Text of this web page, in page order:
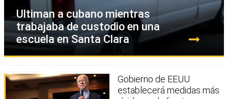
Ultiman a cubano mientras
trabajaba de custodio en una
escuela en Santa Clara
Gobierno de EEUU
establecerá medidas más